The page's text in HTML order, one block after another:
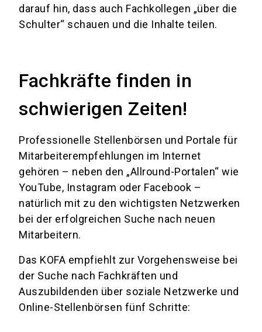
darauf hin, dass auch Fachkollegen „über die
Schulter“ schauen und die Inhalte teilen.
Fachkräfte finden in
schwierigen Zeiten!
Professionelle Stellenbörsen und Portale für
Mitarbeiterempfehlungen im Internet
gehören – neben den „Allround-Portalen“ wie
YouTube, Instagram oder Facebook –
natürlich mit zu den wichtigsten Netzwerken
bei der erfolgreichen Suche nach neuen
Mitarbeitern.
Das KOFA empfiehlt zur Vorgehensweise bei
der Suche nach Fachkräften und
Auszubildenden über soziale Netzwerke und
Online-Stellenbörsen fünf Schritte: